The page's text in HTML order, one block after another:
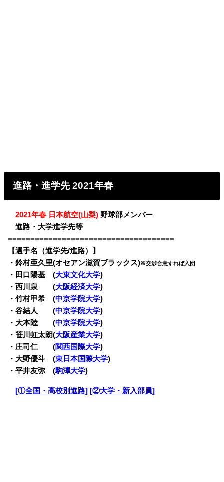
進路・進学先 2021年春
・2021年春 日本航空(山梨) 野球部メンバー
・進路・大学進学先等
=====================================
【選手名（進学先/進路）】
・鈴村亜久里(オセアン滋賀ブラックス)※交渉合意すれば入団
・田口陽基 (大東文化大学)
・西川泉 (大阪経済大学)
・竹村甲希 (中京学院大学)
・谷結人 (中京学院大学)
・大本陸 (中京学院大学)
・笹川虹太朗(大阪産業大学)
・庄司仁 (関西国際大学)
・大野優斗 (東日本国際大学)
・平井友弥 (駒澤大学)
[①全国・高校別進路] [②大学・新入部員]